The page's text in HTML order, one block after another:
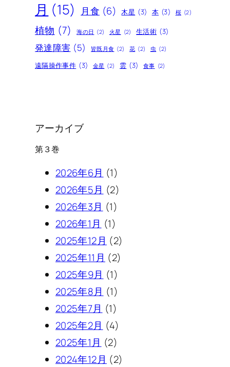
月 (15) 月食 (6) 木星 (3) 本 (3) 桜 (2)
植物 (7) 海の日 (2) 火星 (2) 生活術 (3)
発達障害 (5) 皆既月食 (2) 花 (2) 虫 (2)
遠隔操作事件 (3) 金星 (2) 雲 (3) 食事 (2)
アーカイブ
第３巻
2026年6月 (1)
2026年5月 (2)
2026年3月 (1)
2026年1月 (1)
2025年12月 (2)
2025年11月 (2)
2025年9月 (1)
2025年8月 (1)
2025年7月 (1)
2025年2月 (4)
2025年1月 (2)
2024年12月 (2)